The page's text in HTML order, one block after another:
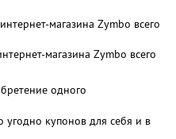
магазина Zymbo всего
магазина Zymbo всего
одного
угодно купонов для себя и в